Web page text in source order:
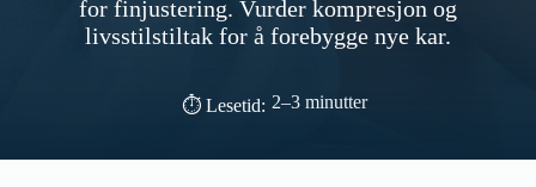
for finjustering. Vurder kompresjon og
livsstilstiltak for å forebygge nye kar.
⏱ Lesetid: 2–3 minutter